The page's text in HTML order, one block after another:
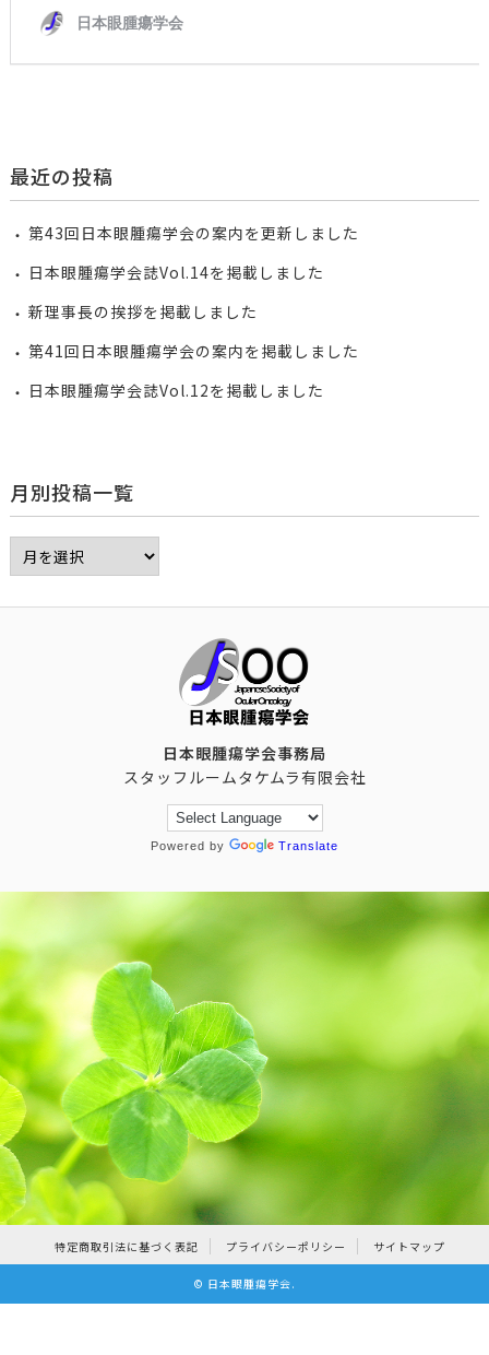
最近の投稿
第43回日本眼腫瘍学会の案内を更新しました
日本眼腫瘍学会誌Vol.14を掲載しました
新理事長の挨拶を掲載しました
第41回日本眼腫瘍学会の案内を掲載しました
日本眼腫瘍学会誌Vol.12を掲載しました
月別投稿一覧
日本眼腫瘍学会事務局
スタッフルームタケムラ有限会社
Powered by Translate
特定商取引法に基づく表記 プライバシーポリシー サイトマップ
© 日本眼腫瘍学会.